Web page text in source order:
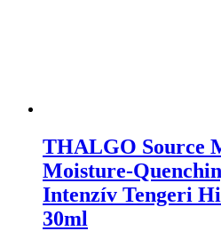
THALGO Source
Moisture-
Intenzív Tengeri
30ml